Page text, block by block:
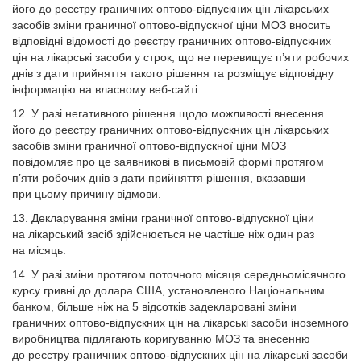
його до реєстру граничних оптово-відпускних цін лікарських
засобів зміни граничної оптово-відпускної ціни МОЗ вносить
відповідні відомості до реєстру граничних оптово-відпускних
цін на лікарські засоби у строк, що не перевищує п’яти робочих
днів з дати прийняття такого рішення та розміщує відповідну
інформацію на власному веб-сайті.
12. У разі негативного рішення щодо можливості внесення
його до реєстру граничних оптово-відпускних цін лікарських
засобів зміни граничної оптово-відпускної ціни МОЗ
повідомляє про це заявникові в письмовій формі протягом
п’яти робочих днів з дати прийняття рішення, вказавши
при цьому причину відмови.
13. Декларування зміни граничної оптово-відпускної ціни
на лікарський засіб здійснюється не частіше ніж один раз
на місяць.
14. У разі зміни протягом поточного місяця середньомісячного
курсу гривні до долара США, установленого Національним
банком, більше ніж на 5 відсотків задекларовані зміни
граничних оптово-відпускних цін на лікарські засоби іноземного
виробництва підлягають коригуванню МОЗ та внесенню
до реєстру граничних оптово-відпускних цін на лікарські засоби